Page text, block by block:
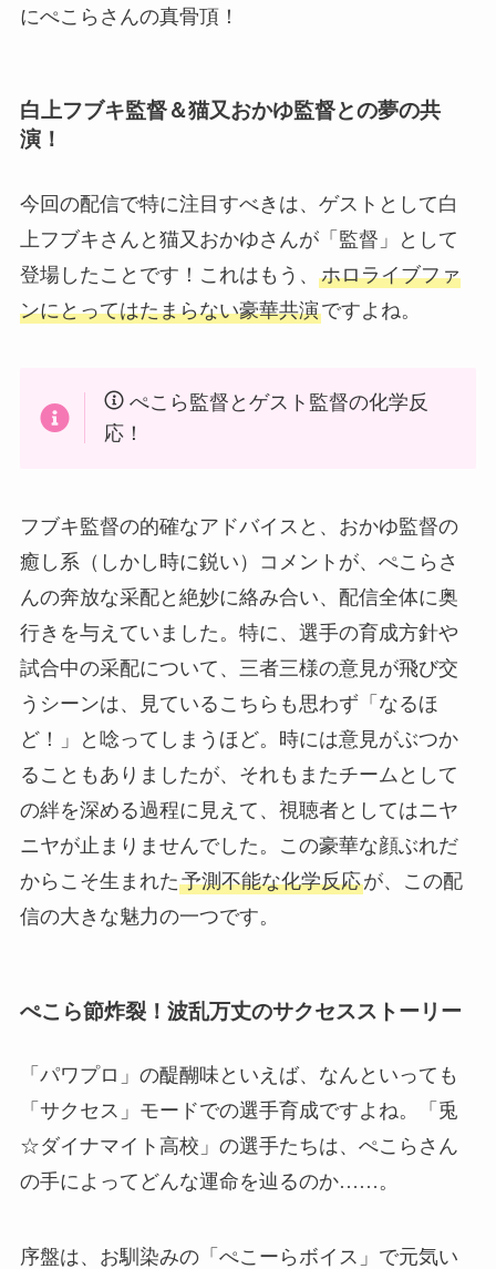
にぺこらさんの真骨頂！
白上フブキ監督＆猫又おかゆ監督との夢の共
演！
今回の配信で特に注目すべきは、ゲストとして白
上フブキさんと猫又おかゆさんが「監督」として
登場したことです！これはもう、 ホロライブファ
ンにとってはたまらない豪華共演ですよね。
ぺこら監督とゲスト監督の化学反
応！
フブキ監督の的確なアドバイスと、おかゆ監督の
癒し系（しかし時に鋭い）コメントが、ぺこらさ
んの奔放な采配と絶妙に絡み合い、配信全体に奥
行きを与えていました。特に、選手の育成方針や
試合中の采配について、三者三様の意見が飛び交
うシーンは、見ているこちらも思わず「なるほ
ど！」と唸ってしまうほど。時には意見がぶつか
ることもありましたが、それもまたチームとして
の絆を深める過程に見えて、視聴者としてはニヤ
ニヤが止まりませんでした。この豪華な顔ぶれだ
からこそ生まれた予測不能な化学反応が、この配
信の大きな魅力の一つです。
ぺこら節炸裂！波乱万丈のサクセスストーリー
「パワプロ」の醍醐味といえば、なんといっても
「サクセス」モードでの選手育成ですよね。「兎
☆ダイナマイト高校」の選手たちは、ぺこらさん
の手によってどんな運命を辿るのか……。
序盤は、お馴染みの「ぺこーらボイス」で元気い